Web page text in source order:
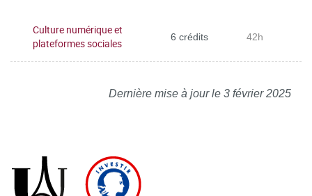
Culture numérique et
plateformes sociales
6 crédits 42h
Dernière mise à jour le 3 février 2025